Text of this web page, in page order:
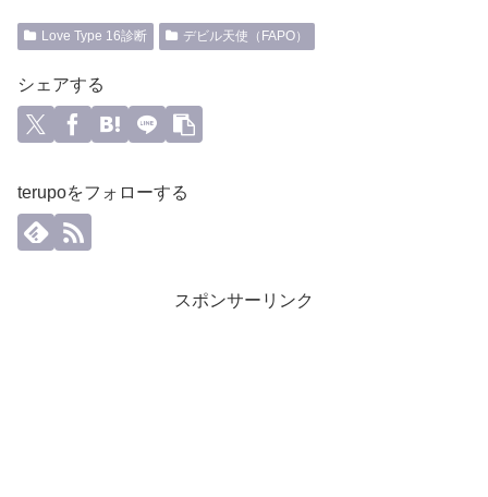
Love Type 16診断 デビル天使（FAPO）
シェアする
terupoをフォローする
スポンサーリンク